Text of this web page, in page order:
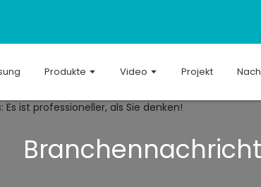
Produkte Video Projekt